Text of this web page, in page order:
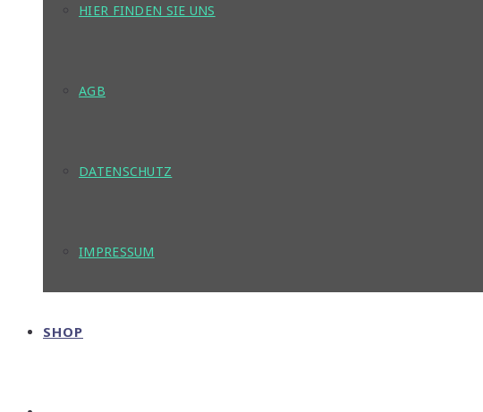
HIER FINDEN SIE UNS
AGB
DATENSCHUTZ
IMPRESSUM
SHOP